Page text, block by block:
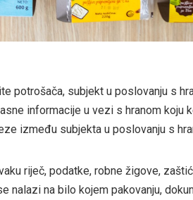
potrošača, subjekt u poslovanju s
informacije u vezi s hranom koju
između subjekta u poslovanju s
riječ, podatke, robne žigove,
nalazi na bilo kojem pakovanju,